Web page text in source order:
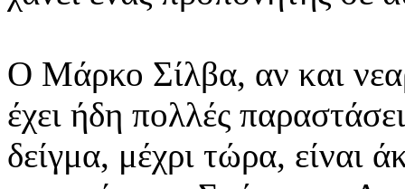
Ο Μάρκο Σίλβα, αν και
έχει ήδη πολλές
δείγμα, μέχρι τώρα, είναι